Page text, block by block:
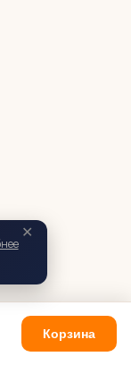
✕
Корзина